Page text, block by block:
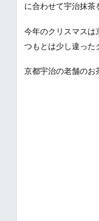
に合わせて宇治抹茶
今年のクリスマスは
つもとは少し違った
京都宇治の老舗のお